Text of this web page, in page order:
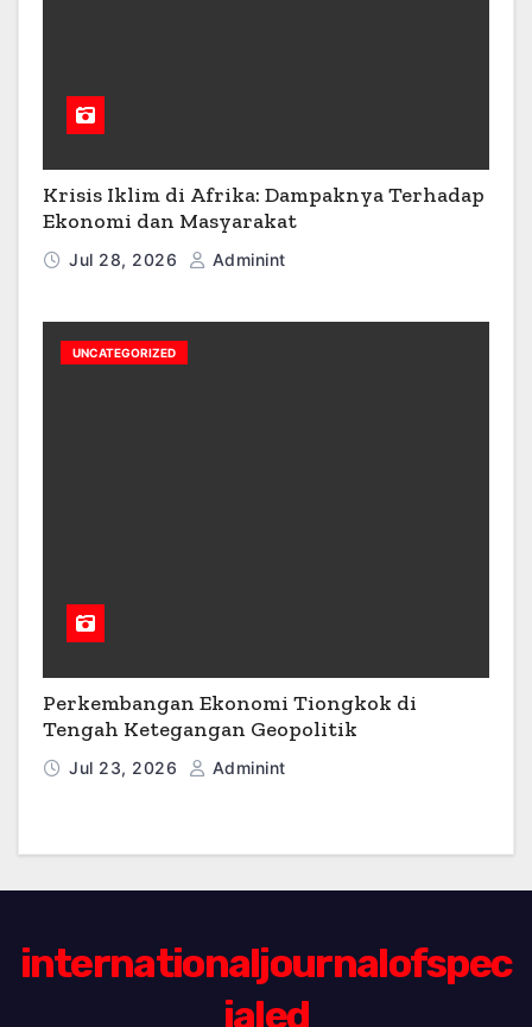
Krisis Iklim di Afrika: Dampaknya Terhadap
Ekonomi dan Masyarakat
Jul 28, 2026 Adminint
UNCATEGORIZED
Perkembangan Ekonomi Tiongkok di
Tengah Ketegangan Geopolitik
Jul 23, 2026 Adminint
internationaljournalofspec
ialed